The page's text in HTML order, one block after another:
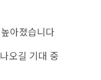
아졌습니다
오길 기대 중